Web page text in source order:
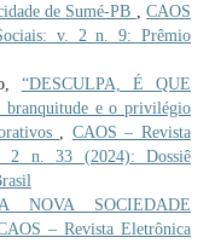
de Sumé-PB ,CAOS
v. 2 n. 9: Prêmio
“DESCULPA, É QUE
e o privilégio
, CAOS – Revista
2 n. 33 (2024): Dossiê
NOVA SOCIEDADE
– Revista Eletrônica